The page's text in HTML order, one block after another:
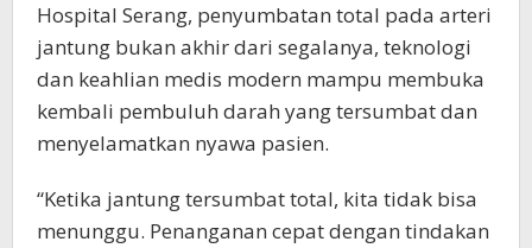
Hospital Serang, penyumbatan total pada arteri
jantung bukan akhir dari segalanya, teknologi
dan keahlian medis modern mampu membuka
kembali pembuluh darah yang tersumbat dan
menyelamatkan nyawa pasien.
“Ketika jantung tersumbat total, kita tidak bisa
menunggu. Penanganan cepat dengan tindakan